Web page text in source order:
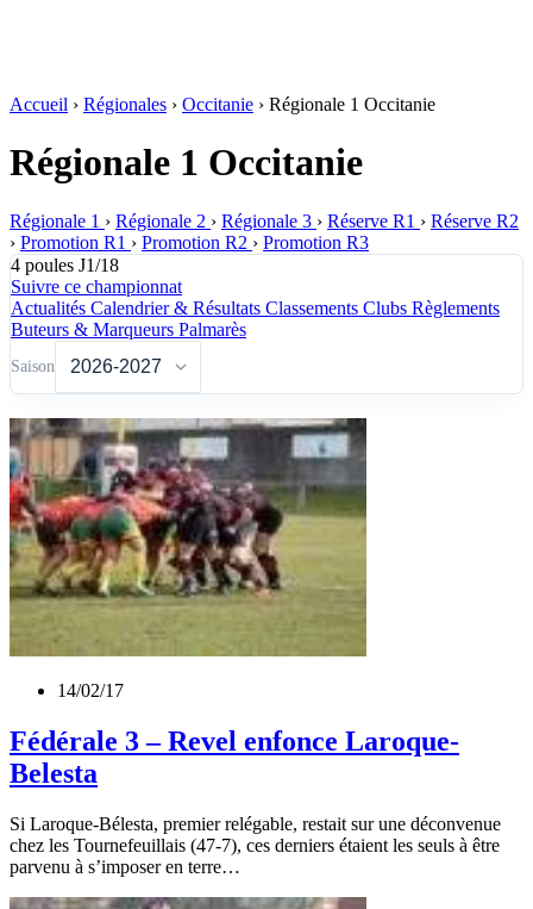
Accueil › Régionales › Occitanie › Régionale 1 Occitanie
Régionale 1 Occitanie
Régionale 1 › Régionale 2 › Régionale 3 › Réserve R1 › Réserve R2
› Promotion R1 › Promotion R2 › Promotion R3
4 poules J1/18
Suivre ce championnat
Actualités Calendrier & Résultats Classements Clubs Règlements
Buteurs & Marqueurs Palmarès
Saison
14/02/17
Fédérale 3 – Revel enfonce Laroque-
Belesta
Si Laroque-Bélesta, premier relégable, restait sur une déconvenue
chez les Tournefeuillais (47-7), ces derniers étaient les seuls à être
parvenu à s’imposer en terre…